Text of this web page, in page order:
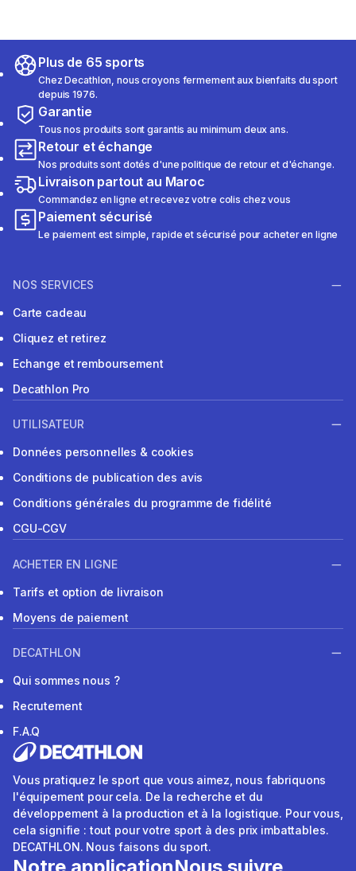
Plus de 65 sports
Chez Decathlon, nous croyons fermement aux bienfaits du sport
depuis 1976.
Garantie
Tous nos produits sont garantis au minimum deux ans.
Retour et échange
Nos produits sont dotés d'une politique de retour et d'échange.
Livraison partout au Maroc
Commandez en ligne et recevez votre colis chez vous
Paiement sécurisé
Le paiement est simple, rapide et sécurisé pour acheter en ligne
NOS SERVICES
Carte cadeau
Cliquez et retirez
Echange et remboursement
Decathlon Pro
UTILISATEUR
Données personnelles & cookies
Conditions de publication des avis
Conditions générales du programme de fidélité
CGU-CGV
ACHETER EN LIGNE
Tarifs et option de livraison
Moyens de paiement
DECATHLON
Qui sommes nous ?
Recrutement
F.A.Q
Vous pratiquez le sport que vous aimez, nous fabriquons
l'équipement pour cela. De la recherche et du
développement à la production et à la logistique. Pour vous,
cela signifie : tout pour votre sport à des prix imbattables.
DECATHLON. Nous faisons du sport.